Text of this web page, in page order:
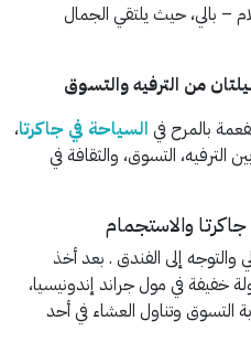
– بالي، حيث يلتقي الجمال
من الترفيه والتسوق
بالمرح في السياحة في جاكرتا،
الترفيه، التسوق، والثقافة في
والاستجمام
والتوجه إلى الفندق . بعد أخذ
خفيفة في مول جراند إندونيسيا،
التسوق وتناول العشاء في أحد